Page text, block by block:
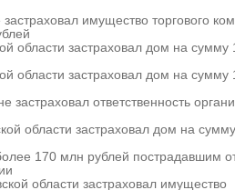
имущество торгового
области застраховал дом на сумму
области застраховал дом на сумму
ответственность
области застраховал дом на
170 млн рублей пострадавшим
области застраховал имущество